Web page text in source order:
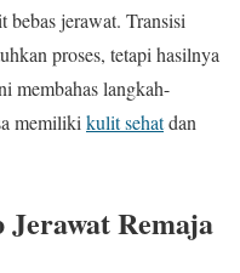
bebas jerawat. Transisi
proses, tetapi hasilnya
membahas langkah-
memiliki kulit sehatdan
Jerawat Remaja